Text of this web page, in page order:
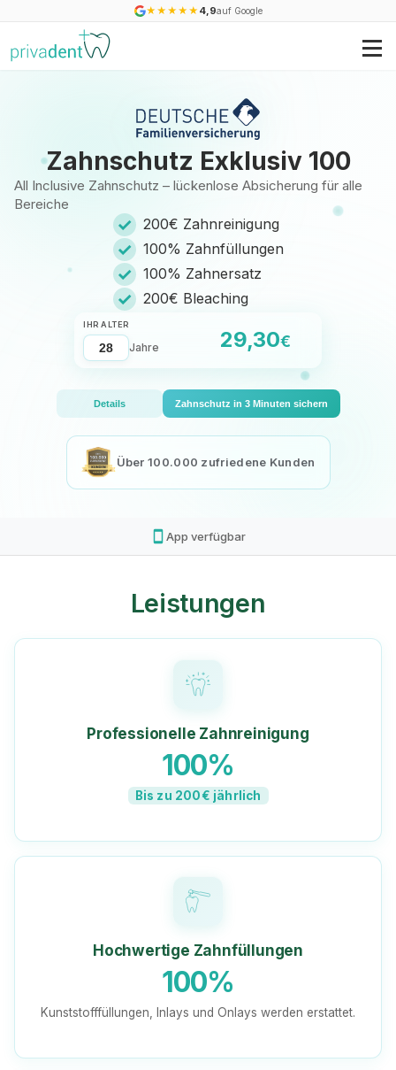
★ ★ ★ ★ ★ 4,9auf Google
Zahnschutz Exklusiv 100
All Inclusive Zahnschutz – lückenlose Absicherung für alle
Bereiche
✓ 200€ Zahnreinigung
✓ 100% Zahnfüllungen
✓ 100% Zahnersatz
✓ 200€ Bleaching
IHR ALTER
Jahre 29,30€
Details Zahnschutz in 3 Minuten sichern
Über 100.000 zufriedene Kunden
smartphone App verfügbar
Leistungen
Professionelle Zahnreinigung
100%
Bis zu 200€ jährlich
Hochwertige Zahnfüllungen
100%
Kunststofffüllungen, Inlays und Onlays werden erstattet.